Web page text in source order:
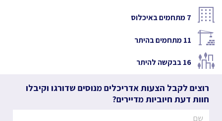
7מתחמים באיכלוס
11מתחמים בהיתר
16בבקשה להיתר
רוצים לקבל הצעות אדריכלים מנוסים שדורגו וקיבלו
חוות דעת חיוביות מדיירים?